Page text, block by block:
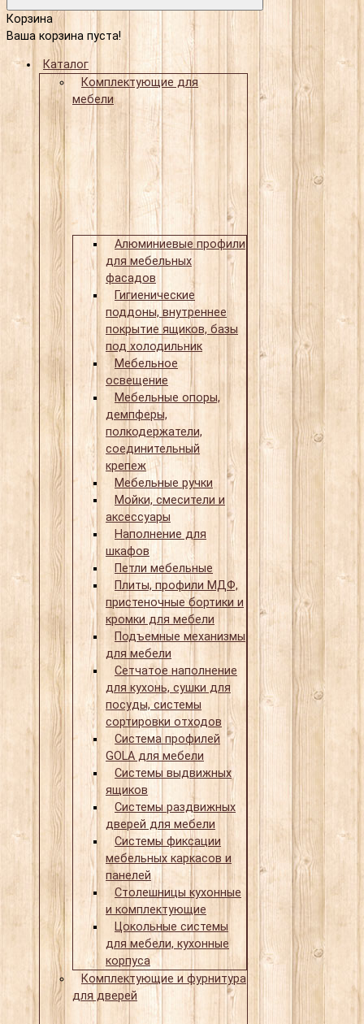
Корзина
Ваша корзина пуста!
Каталог
Комплектующие для
мебели
Алюминиевые профили
для мебельных
фасадов
Гигиенические
поддоны, внутреннее
покрытие ящиков, базы
под холодильник
Мебельное
освещение
Мебельные опоры,
демпферы,
полкодержатели,
соединительный
крепеж
Мебельные ручки
Мойки, смесители и
аксессуары
Наполнение для
шкафов
Петли мебельные
Плиты, профили МДФ,
пристеночные бортики и
кромки для мебели
Подъемные механизмы
для мебели
Сетчатое наполнение
для кухонь, сушки для
посуды, системы
сортировки отходов
Система профилей
GOLA для мебели
Системы выдвижных
ящиков
Системы раздвижных
дверей для мебели
Системы фиксации
мебельных каркасов и
панелей
Столешницы кухонные
и комплектующие
Цокольные системы
для мебели, кухонные
корпуса
Комплектующие и фурнитура
для дверей